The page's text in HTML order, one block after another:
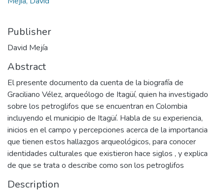
Publisher
David Mejía
Abstract
El presente documento da cuenta de la biografía de
Graciliano Vélez, arqueólogo de Itagüí, quien ha investigado
sobre los petroglifos que se encuentran en Colombia
incluyendo el municipio de Itagüí. Habla de su experiencia,
inicios en el campo y percepciones acerca de la importancia
que tienen estos hallazgos arqueológicos, para conocer
identidades culturales que existieron hace siglos , y explica
de que se trata o describe como son los petroglifos
Description